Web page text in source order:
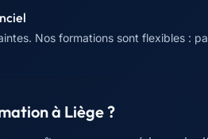
Nos formations sont flexibles :
à Liège?